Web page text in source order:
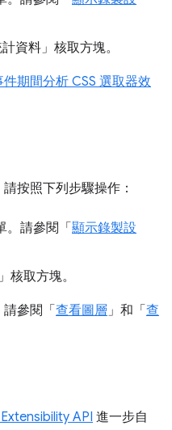
資料」 核取方塊。
期間分析 CSS 選取器效
按照下列步驟操作：
。請參閱「顯示錄製設
核取方塊。
參閱「查看圖層 」和「查
API 進一步自